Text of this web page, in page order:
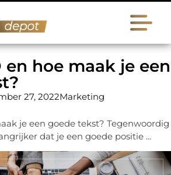
en hoe maak je een
27, 2022Marketing
je een goede tekst? Tegenwoordig
dat je een goede positie ...